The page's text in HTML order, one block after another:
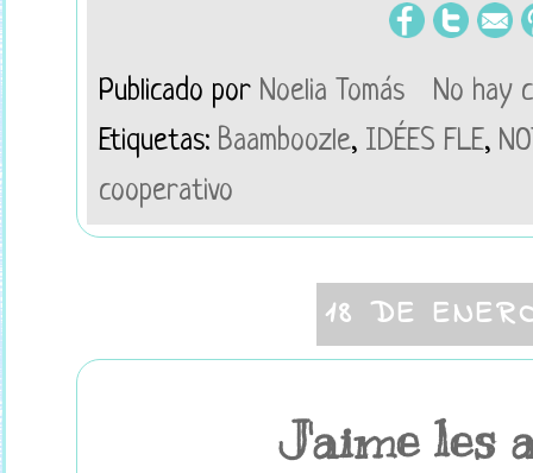
Publicado por Noelia Tomás
No hay
Etiquetas: Baamboozle, IDÉES FLE,
cooperativo
18 DE
J'aime les